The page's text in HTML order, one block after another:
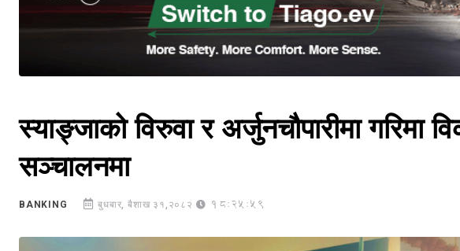
स्याङ्जाको विरुवा र अर्जुनचौपारीमा गरिमा
सञ्चालनमा
BANKING बुधबार, बैशाख ३१,२०८२ 18:25:59